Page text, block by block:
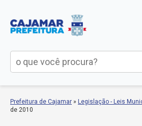
Prefeitura de Cajamar » Legislação - Leis
de 2010